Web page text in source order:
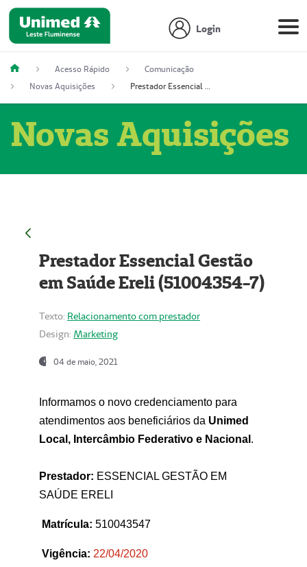
Login
Acesso Rápido
Comunicação
Novas Aquisições
Prestador Essencial Gestão em Saúde Ereli (51004354-7)
Novas Aquisições
Prestador Essencial Gestão
em Saúde Ereli (51004354-7)
Texto: Relacionamento com prestador
Design: Marketing
04 de maio, 2021
Informamos o novo credenciamento para
atendimentos aos beneficiários da Unimed
Local, Intercâmbio Federativo e Nacional .
Prestador: ESSENCIAL GESTÃO EM
SAÚDE ERELI
Matrícula: 510043547
Vigência: 22/04/2020